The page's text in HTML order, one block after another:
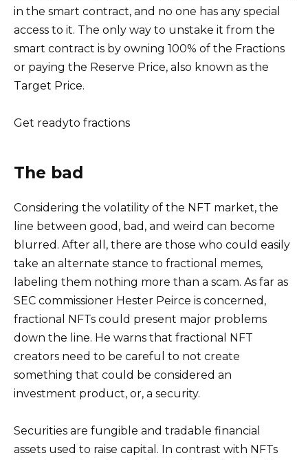
in the smart contract, and no one has any special
access to it. The only way to unstake it from the
smart contract is by owning 100% of the Fractions
or paying the Reserve Price, also known as the
Target Price.
Get readyto fractions
The bad
Considering the volatility of the NFT market, the
line between good, bad, and weird can become
blurred. After all, there are those who could easily
take an alternate stance to fractional memes,
labeling them nothing more than a scam. As far as
SEC commissioner Hester Peirce is concerned,
fractional NFTs could present major problems
down the line. He warns that fractional NFT
creators need to be careful to not create
something that could be considered an
investment product, or, a security.
Securities are fungible and tradable financial
assets used to raise capital. In contrast with NFTs